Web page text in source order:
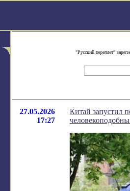
"Русский переплет"
27.05.2026
17:27
Китай запустил